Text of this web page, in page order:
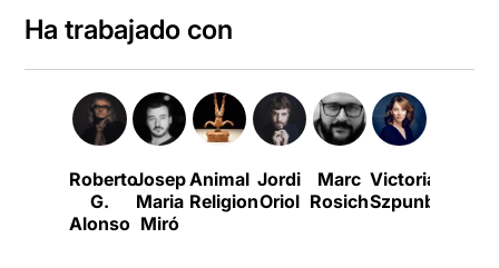
Ha trabajado con
Roberto
G.
Alonso
Josep
Maria
Miró
Animal
Religion
Jordi
Oriol
Marc
Rosich
Victoria
Szpunberg